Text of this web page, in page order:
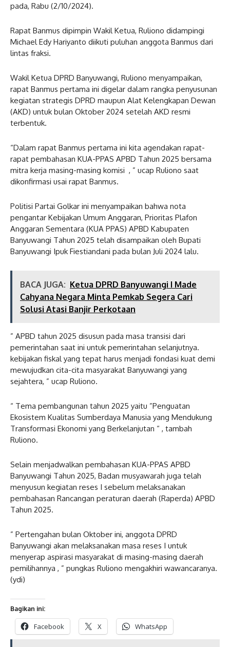
pada, Rabu (2/10/2024).
Rapat Banmus dipimpin Wakil Ketua, Ruliono didampingi
Michael Edy Hariyanto diikuti puluhan anggota Banmus dari
lintas fraksi.
Wakil Ketua DPRD Banyuwangi, Ruliono menyampaikan,
rapat Banmus pertama ini digelar dalam rangka penyusunan
kegiatan strategis DPRD maupun Alat Kelengkapan Dewan
(AKD) untuk bulan Oktober 2024 setelah AKD resmi
terbentuk.
“Dalam rapat Banmus pertama ini kita agendakan rapat-
rapat pembahasan KUA-PPAS APBD Tahun 2025 bersama
mitra kerja masing-masing komisi , ” ucap Ruliono saat
dikonfirmasi usai rapat Banmus.
Politisi Partai Golkar ini menyampaikan bahwa nota
pengantar Kebijakan Umum Anggaran, Prioritas Plafon
Anggaran Sementara (KUA PPAS) APBD Kabupaten
Banyuwangi Tahun 2025 telah disampaikan oleh Bupati
Banyuwangi Ipuk Fiestiandani pada bulan Juli 2024 lalu.
BACA JUGA: Ketua DPRD Banyuwangi I Made
Cahyana Negara Minta Pemkab Segera Cari
Solusi Atasi Banjir Perkotaan
” APBD tahun 2025 disusun pada masa transisi dari
pemerintahan saat ini untuk pemerintahan selanjutnya.
kebijakan fiskal yang tepat harus menjadi fondasi kuat demi
mewujudkan cita-cita masyarakat Banyuwangi yang
sejahtera, ” ucap Ruliono.
“ Tema pembangunan tahun 2025 yaitu ”Penguatan
Ekosistem Kualitas Sumberdaya Manusia yang Mendukung
Transformasi Ekonomi yang Berkelanjutan “ , tambah
Ruliono.
Selain menjadwalkan pembahasan KUA-PPAS APBD
Banyuwangi Tahun 2025, Badan musyawarah juga telah
menyusun kegiatan reses I sebelum melaksanakan
pembahasan Rancangan peraturan daerah (Raperda) APBD
Tahun 2025.
” Pertengahan bulan Oktober ini, anggota DPRD
Banyuwangi akan melaksanakan masa reses I untuk
menyerap aspirasi masyarakat di masing-masing daerah
pemilihannya , ” pungkas Ruliono mengakhiri wawancaranya.
(ydi)
Bagikan ini:
Facebook X WhatsApp